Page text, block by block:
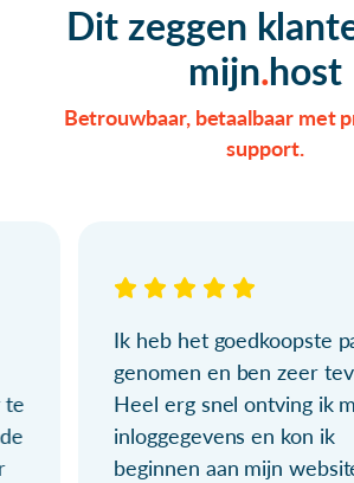
Dit zeggen
mijn host
Betrouwbaar, betaalbaar met
support.
te
Ik heb het goedkoopste
genomen en ben zeer
Heel erg snel ontving ik
inloggegevens en kon ik
beginnen aan mijn